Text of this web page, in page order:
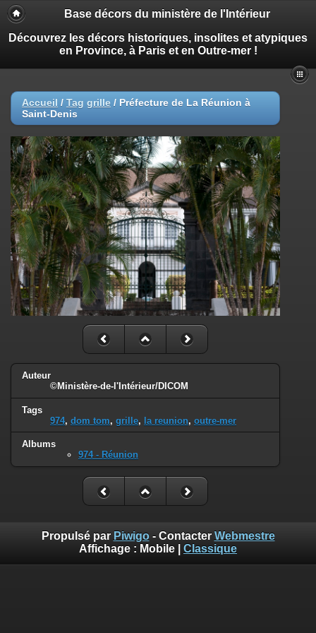
Base décors du ministère de l'Intérieur
Découvrez les décors historiques, insolites et atypiques
en Province, à Paris et en Outre-mer !
Accueil / Tag grille / Préfecture de La Réunion à
Saint-Denis
Auteur
©Ministère-de-l'Intérieur/DICOM
Tags
974, dom tom, grille, la reunion, outre-mer
Albums
974 - Réunion
Propulsé par Piwigo- Contacter Webmestre
Affichage : Mobile Classique